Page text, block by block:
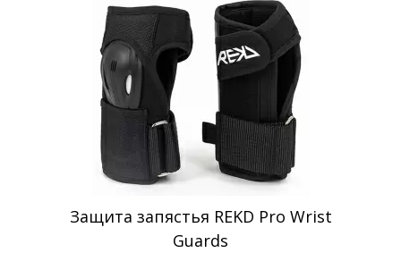
Защита запястья REKD Pro Wrist
Guards